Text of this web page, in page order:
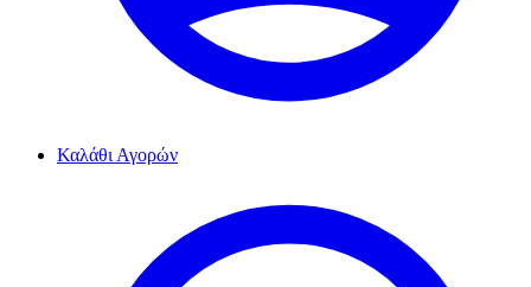
Καλάθι Αγορών